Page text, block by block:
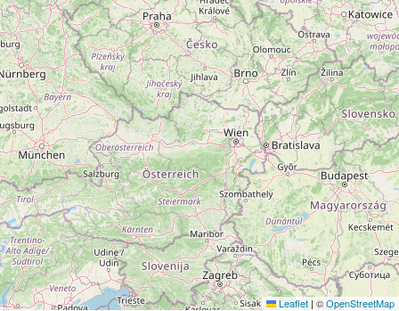
Leaflet | ©OpenStreetMap